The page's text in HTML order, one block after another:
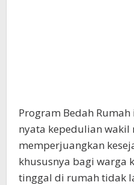
Program Bedah
nyata kepedulian wakil
memperjuangkan
khususnya bagi warga
tinggal di rumah tidak